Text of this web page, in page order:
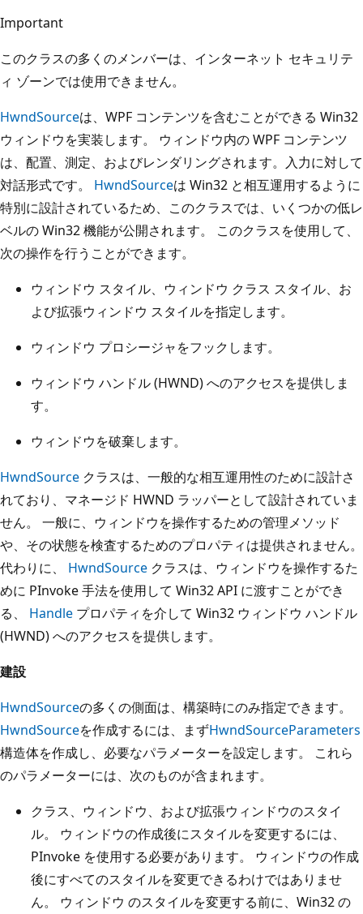
Important
このクラスの多くのメンバーは、インターネット セキュリテ
ィ ゾーンでは使用できません。
HwndSourceは、WPF コンテンツを含むことができる Win32
ウィンドウを実装します。 ウィンドウ内の WPF コンテンツ
は、配置、測定、およびレンダリングされます。入力に対して
対話形式です。 HwndSourceは Win32 と相互運用するように
特別に設計されているため、このクラスでは、いくつかの低レ
ベルの Win32 機能が公開されます。 このクラスを使用して、
次の操作を行うことができます。
ウィンドウ スタイル、ウィンドウ クラス スタイル、お
よび拡張ウィンドウ スタイルを指定します。
ウィンドウ プロシージャをフックします。
ウィンドウ ハンドル (HWND) へのアクセスを提供しま
す。
ウィンドウを破棄します。
HwndSource クラスは、一般的な相互運用性のために設計さ
れており、マネージド HWND ラッパーとして設計されていま
せん。 一般に、ウィンドウを操作するための管理メソッド
や、その状態を検査するためのプロパティは提供されません。
代わりに、 HwndSource クラスは、ウィンドウを操作するた
めに PInvoke 手法を使用して Win32 API に渡すことができ
る、 Handle プロパティを介して Win32 ウィンドウ ハンドル
(HWND) へのアクセスを提供します。
建設
HwndSourceの多くの側面は、構築時にのみ指定できます。
HwndSourceを作成するには、まずHwndSourceParameters
構造体を作成し、必要なパラメーターを設定します。 これら
のパラメーターには、次のものが含まれます。
クラス、ウィンドウ、および拡張ウィンドウのスタイ
ル。 ウィンドウの作成後にスタイルを変更するには、
PInvoke を使用する必要があります。 ウィンドウの作成
後にすべてのスタイルを変更できるわけではありませ
ん。 ウィンドウ のスタイルを変更する前に、Win32 の